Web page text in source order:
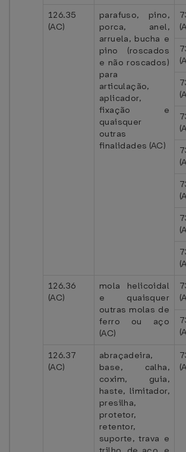
126.35
(AC)
parafuso, pino,
porca, anel,
arruela, bucha e
pino (roscados
e não roscados)
para
articulação,
aplicador,
fixação e
quaisquer
outras
finalidades (AC)
126.36
(AC)
mola helicoidal
e quaisquer
outras molas de
ferro ou aço
(AC)
126.37
(AC)
abraçadeira,
base, calha,
coxim, guia,
haste, limitador,
presilha,
protetor,
retentor,
suporte, trava e